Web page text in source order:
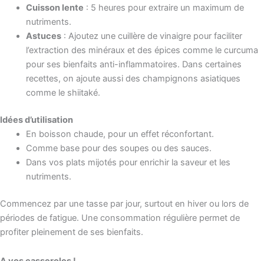
Cuisson lente : 5 heures pour extraire un maximum de
nutriments.
Astuces: Ajoutez une cuillère de vinaigre pour faciliter
l’extraction des minéraux et des épices comme le curcuma
pour ses bienfaits anti-inflammatoires. Dans certaines
recettes, on ajoute aussi des champignons asiatiques
comme le shiitaké.
Idées d’utilisation
En boisson chaude, pour un effet réconfortant.
Comme base pour des soupes ou des sauces.
Dans vos plats mijotés pour enrichir la saveur et les
nutriments.
Commencez par une tasse par jour, surtout en hiver ou lors de
périodes de fatigue. Une consommation régulière permet de
profiter pleinement de ses bienfaits.